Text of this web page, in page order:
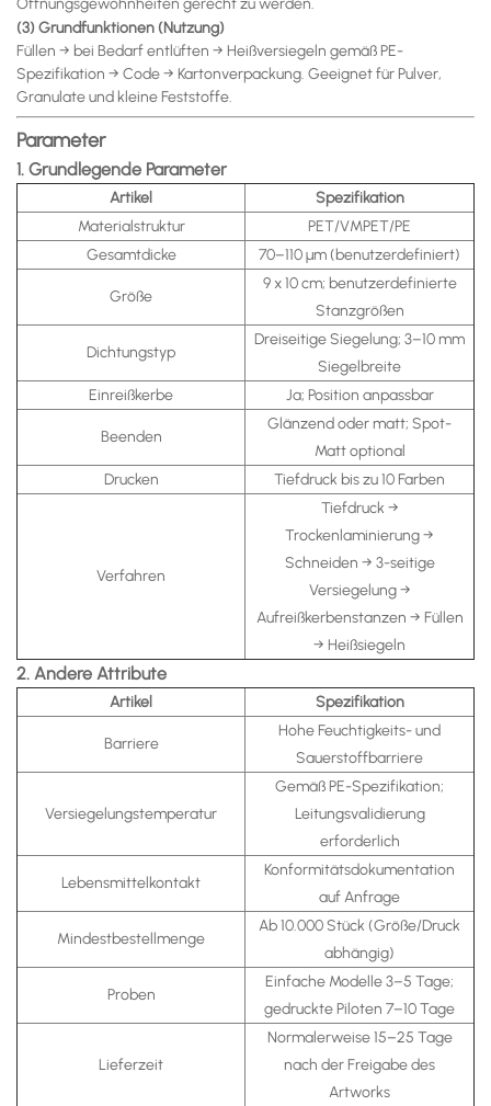
(3) Grundfunktionen (Nutzung)
Füllen → bei Bedarf entlüften → Heißversiegeln gemäß PE-
Spezifikation → Code → Kartonverpackung. Geeignet für Pulver,
Granulate und kleine Feststoffe.
Parameter
1. Grundlegende Parameter
Artikel
Spezifikation
Materialstruktur
PET/VMPET/PE
Gesamtdicke
70–110 µm (benutzerdefiniert)
Größe
9 x 10 cm; benutzerdefinierte
Stanzgrößen
Dichtungstyp
Dreiseitige Siegelung; 3–10 mm
Siegelbreite
Einreißkerbe
Ja; Position anpassbar
Beenden
Glänzend oder matt; Spot-
Matt optional
Drucken
Tiefdruck bis zu 10 Farben
Verfahren
Tiefdruck →
Trockenlaminierung →
Schneiden → 3-seitige
Versiegelung →
Aufreißkerbenstanzen → Füllen
→ Heißsiegeln
2. Andere Attribute
Artikel Spezifikation
Barriere
Hohe Feuchtigkeits- und
Sauerstoffbarriere
Versiegelungstemperatur
Gemäß PE-Spezifikation;
Leitungsvalidierung
erforderlich
Lebensmittelkontakt
Konformitätsdokumentation
auf Anfrage
Mindestbestellmenge
Ab 10.000 Stück (Größe/Druck
abhängig)
Proben
Einfache Modelle 3–5 Tage;
gedruckte Piloten 7–10 Tage
Lieferzeit
Normalerweise 15–25 Tage
nach der Freigabe des
Artworks